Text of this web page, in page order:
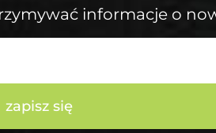
informacje o
zapisz się